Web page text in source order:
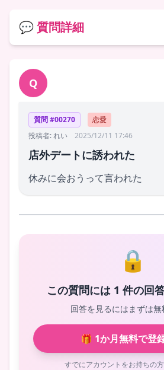
💬 質問詳細
Q
質問 #00270
恋愛
投稿者: れい
2025/12/11 17:46
店外デートに誘われた
休みに会おうって言われた
🔒
この質問には 1 件の回
回答を見るにはまずは無
🎁 1か月無料で登
すでにアカウントをお持ちの